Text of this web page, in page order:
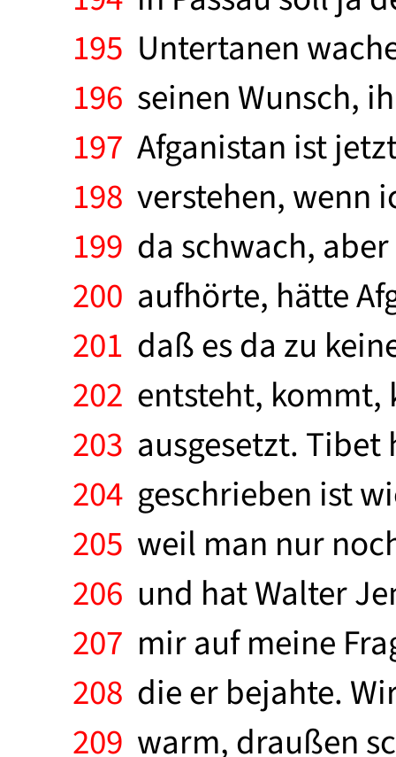
195 Untertanen
196 seinen Wunsch,
197 Afganistan ist
198 verstehen, wenn
199 da schwach,
200 aufhörte, hätte
201 daß es da zu
202 entsteht, kommt,
203 ausgesetzt.
204 geschrieben ist
205 weil man nur
206 und hat Walter
207 mir auf meine
208 die er bejahte.
209 warm, draußen